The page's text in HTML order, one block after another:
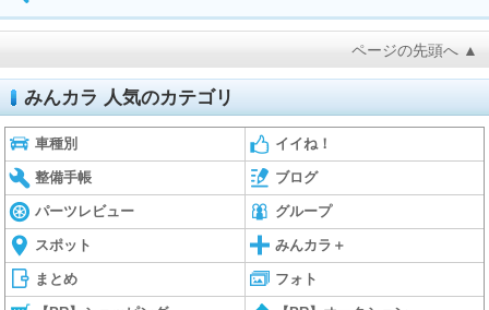
ページの先頭へ ▲
みんカラ 人気のカテゴリ
車種別 イイね！
整備手帳 ブログ
パーツレビュー グループ
スポット みんカラ＋
まとめ フォト